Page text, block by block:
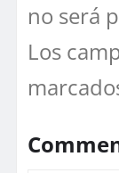
no será
Los